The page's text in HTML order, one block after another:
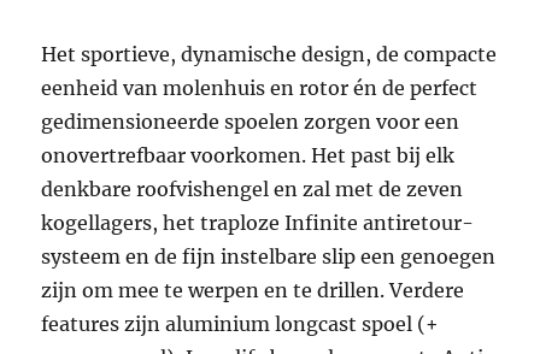
Het sportieve, dynamische design, de compacte
eenheid van molenhuis en rotor én de perfect
gedimensioneerde spoelen zorgen voor een
onovertrefbaar voorkomen. Het past bij elk
denkbare roofvishengel en zal met de zeven
kogellagers, het traploze Infinite antiretour-
systeem en de fijn instelbare slip een genoegen
zijn om mee te werpen en te drillen. Verdere
features zijn aluminium longcast spoel (+